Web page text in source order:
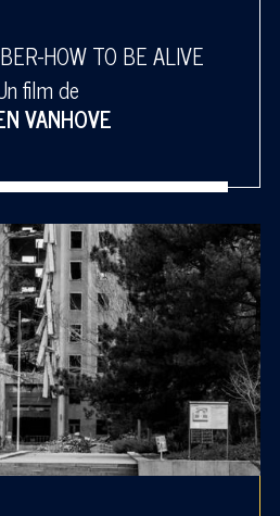
HOW TO BE ALIVE
film de
VANHOVE